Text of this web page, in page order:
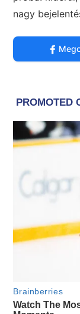
nagy